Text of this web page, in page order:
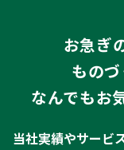
お急ぎ
もの
なんでもお
当社実績やサービ